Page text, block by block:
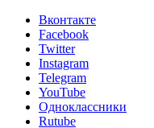
Вконтакте
Facebook
Twitter
Instagram
Telegram
YouTube
Одноклассники
Rutube